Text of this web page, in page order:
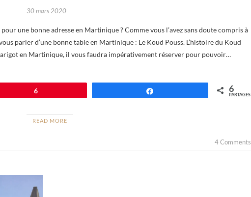
30 mars 2020
parler d’une bonne table en Martinique : Le Koud Pouss. L’histoire du Koud
en Martinique, il vous faudra impérativement réserver pour pouvoir…
6 6
PARTAGES
READ MORE
4 Comments